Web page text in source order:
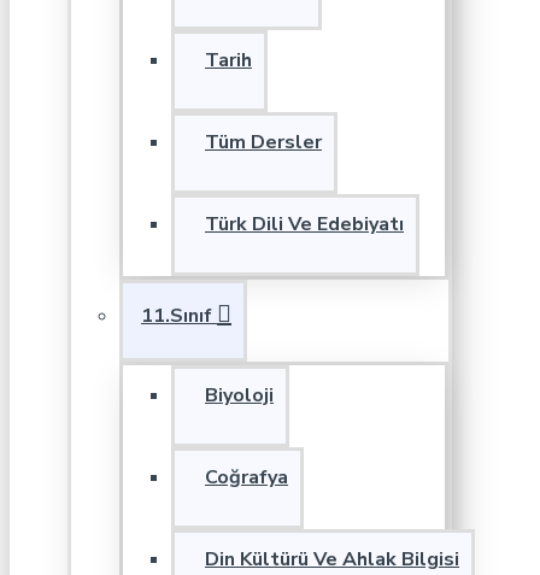
Tarih
Tüm Dersler
Türk Dili Ve Edebiyatı
11.Sınıf
Biyoloji
Coğrafya
Din Kültürü Ve Ahlak Bilgisi